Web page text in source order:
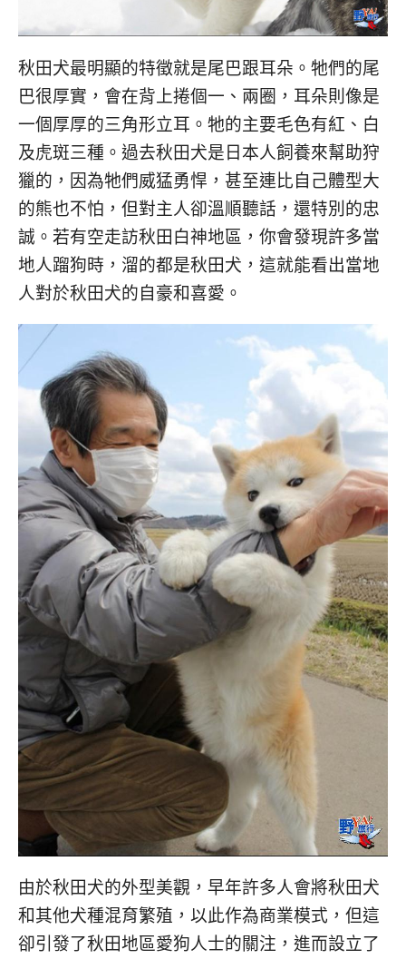
秋田犬最明顯的特徵就是尾巴跟耳朵。牠們的尾
巴很厚實，會在背上捲個一、兩圈，耳朵則像是
一個厚厚的三角形立耳。牠的主要毛色有紅、白
及虎斑三種。過去秋田犬是日本人飼養來幫助狩
獵的，因為牠們威猛勇悍，甚至連比自己體型大
的熊也不怕，但對主人卻溫順聽話，還特別的忠
誠。若有空走訪秋田白神地區，你會發現許多當
地人蹓狗時，溜的都是秋田犬，這就能看出當地
人對於秋田犬的自豪和喜愛。
由於秋田犬的外型美觀，早年許多人會將秋田犬
和其他犬種混育繁殖，以此作為商業模式，但這
卻引發了秋田地區愛狗人士的關注，進而設立了